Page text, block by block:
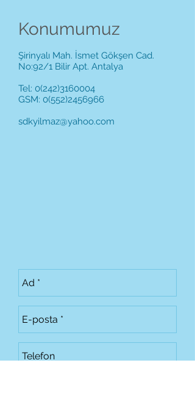
Konumumuz
Şirinyalı Mah. İsmet Gökşen Cad.
No:92/1 Bilir Apt. Antalya
Tel: 0(242)3160004
GSM: 0(552)2456966
sdkyilmaz@yahoo.com